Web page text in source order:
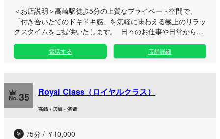
＜お店説明＞高崎駅徒歩5分の上質なプライベート空間で、
「付き合いたてのドキドキ感」を気軽に味わえる極上のリラッ
クスタイムをご提供いたします。 日々のお仕事や日常から離
れて優雅にリフレッシュしたい男性へ向け、人目を気にせず過
ごせる落ち着いた個室をご用意。丁寧なもみほぐしや指圧とい
ときをお届けいたします。 お仕事帰りの夜遅い時間や休日の
お出かけの合間など、気分に合わせていつでもお立ち寄りいた
だけます。クレジットカード決済や指名予約にも対応した快適
な空間で、日常を忘れる特別な時間をお楽しみください。
電話する 店舗詳細
35 Royal Class（ロイヤルクラス）
高崎 / 店舗・派遣
75分 / ￥10,000